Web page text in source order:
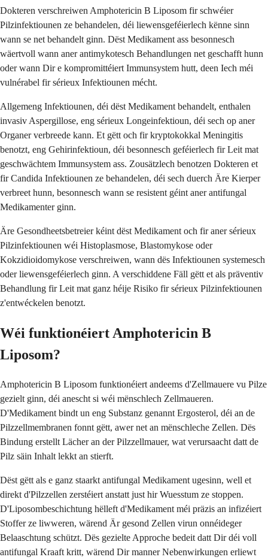
Dokteren verschreiwen Amphotericin B Liposom fir schwéier
Pilzinfektiounen ze behandelen, déi liewensgeféierlech kënne sinn
wann se net behandelt ginn. Dëst Medikament ass besonnesch
wäertvoll wann aner antimykotesch Behandlungen net geschafft hunn
oder wann Dir e kompromittéiert Immunsystem hutt, deen Iech méi
vulnérabel fir sérieux Infektiounen mécht.
Allgemeng Infektiounen, déi dëst Medikament behandelt, enthalen
invasiv Aspergillose, eng sérieux Longeinfektioun, déi sech op aner
Organer verbreede kann. Et gëtt och fir kryptokokkal Meningitis
benotzt, eng Gehirinfektioun, déi besonnesch geféierlech fir Leit mat
geschwächtem Immunsystem ass. Zousätzlech benotzen Dokteren et
fir Candida Infektiounen ze behandelen, déi sech duerch Äre Kierper
verbreet hunn, besonnesch wann se resistent géint aner antifungal
Medikamenter ginn.
Äre Gesondheetsbetreier kéint dëst Medikament och fir aner sérieux
Pilzinfektiounen wéi Histoplasmose, Blastomykose oder
Kokzidioidomykose verschreiwen, wann dës Infektiounen systemesch
oder liewensgeféierlech ginn. A verschiddene Fäll gëtt et als präventiv
Behandlung fir Leit mat ganz héije Risiko fir sérieux Pilzinfektiounen
z'entwéckelen benotzt.
Wéi funktionéiert Amphotericin B
Liposom?
Amphotericin B Liposom funktionéiert andeems d'Zellmauere vu Pilze
gezielt ginn, déi anescht si wéi mënschlech Zellmaueren.
D'Medikament bindt un eng Substanz genannt Ergosterol, déi an de
Pilzzellmembranen fonnt gëtt, awer net an mënschleche Zellen. Dës
Bindung erstellt Lächer an der Pilzzellmauer, wat verursaacht datt de
Pilz säin Inhalt lekkt an stierft.
Dëst gëtt als e ganz staarkt antifungal Medikament ugesinn, well et
direkt d'Pilzzellen zerstéiert anstatt just hir Wuesstum ze stoppen.
D'Liposombeschichtung hëlleft d'Medikament méi präzis an infizéiert
Stoffer ze liwweren, wärend Är gesond Zellen virun onnéideger
Belaaschtung schützt. Dës gezielte Approche bedeit datt Dir déi voll
antifungal Kraaft kritt, wärend Dir manner Nebenwirkungen erliewt